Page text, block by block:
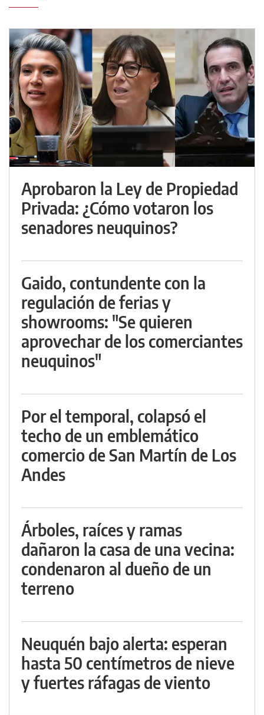
Aprobaron la Ley de Propiedad
Privada: ¿Cómo votaron los
senadores neuquinos?
Gaido, contundente con la
regulación de ferias y
showrooms: "Se quieren
aprovechar de los comerciantes
neuquinos"
Por el temporal, colapsó el
techo de un emblemático
comercio de San Martín de Los
Andes
Árboles, raíces y ramas
dañaron la casa de una vecina:
condenaron al dueño de un
terreno
Neuquén bajo alerta: esperan
hasta 50 centímetros de nieve
y fuertes ráfagas de viento